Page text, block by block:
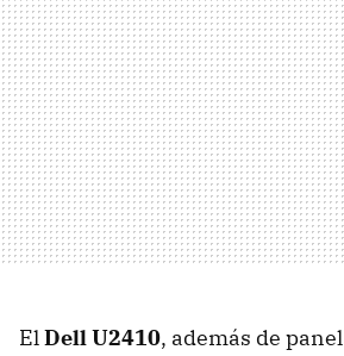
ElDell U2410, además de panel